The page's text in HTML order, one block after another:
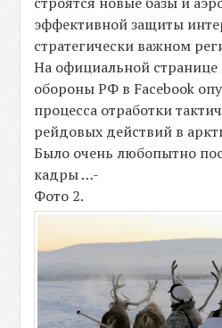
эффективной защиты
стратегически важном
На официальной
обороны РФ в Facebook
процесса отработки
рейдовых действий в
Было очень любопытно
кадры …-
Фото 2.